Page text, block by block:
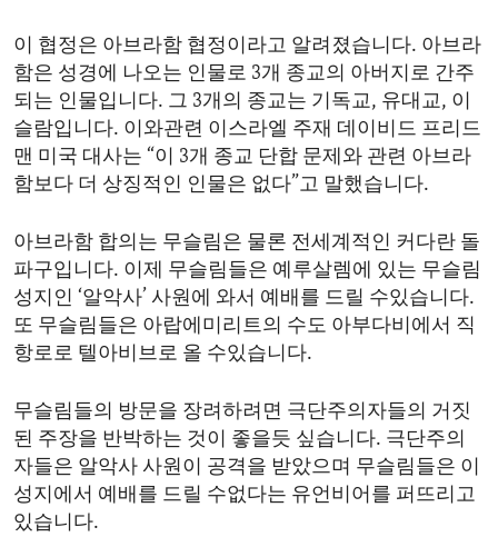
ENVIRONMENT AND HEALTH
IDEALS AND INSTITUTIONS
이 협정은 아브라함 협정이라고 알려졌습니다. 아브라
함은 성경에 나오는 인물로 3개 종교의 아버지로 간주
되는 인물입니다. 그 3개의 종교는 기독교, 유대교, 이
슬람입니다. 이와관련 이스라엘 주재 데이비드 프리드
맨 미국 대사는 “이 3개 종교 단합 문제와 관련 아브라
함보다 더 상징적인 인물은 없다”고 말했습니다.
아브라함 합의는 무슬림은 물론 전세계적인 커다란 돌
파구입니다. 이제 무슬림들은 예루살렘에 있는 무슬림
성지인 ‘알악사’ 사원에 와서 예배를 드릴 수있습니다.
또 무슬림들은 아랍에미리트의 수도 아부다비에서 직
항로로 텔아비브로 올 수있습니다.
무슬림들의 방문을 장려하려면 극단주의자들의 거짓
된 주장을 반박하는 것이 좋을듯 싶습니다. 극단주의
자들은 알악사 사원이 공격을 받았으며 무슬림들은 이
성지에서 예배를 드릴 수없다는 유언비어를 퍼뜨리고
있습니다.